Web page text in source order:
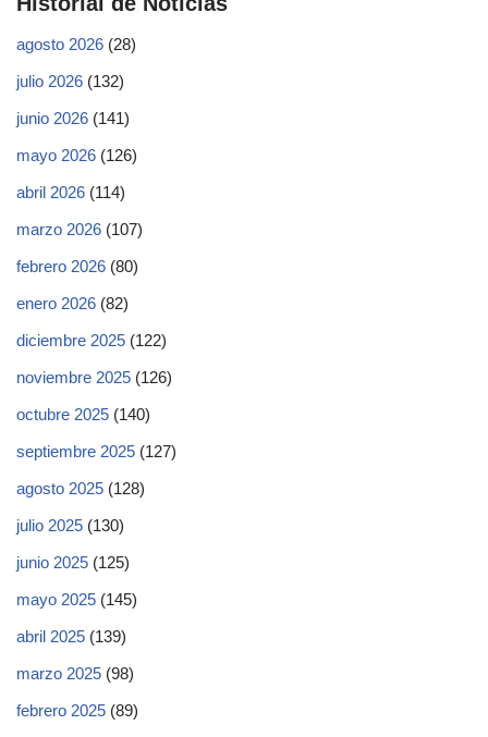
agosto 2026 (28)
julio 2026 (132)
junio 2026 (141)
mayo 2026 (126)
abril 2026 (114)
marzo 2026 (107)
febrero 2026 (80)
enero 2026 (82)
diciembre 2025 (122)
noviembre 2025 (126)
octubre 2025 (140)
septiembre 2025 (127)
agosto 2025 (128)
julio 2025 (130)
junio 2025 (125)
mayo 2025 (145)
abril 2025 (139)
marzo 2025 (98)
febrero 2025 (89)